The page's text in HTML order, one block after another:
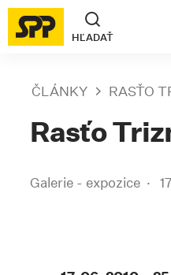
HĽADAŤ
ČLÁNKY RASŤO
Rasťo
Galerie - expozice